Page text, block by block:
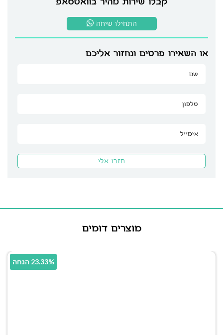
התחילו שיחה
או השאירו פרטים ונחזור אליכם
מוצרים דומים
23.33% הנחה